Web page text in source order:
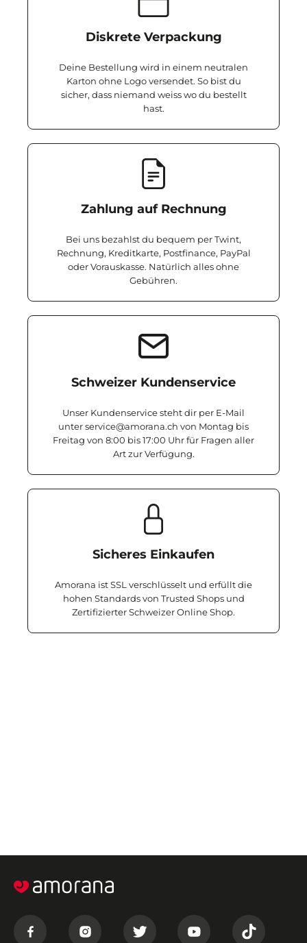
Diskrete Verpackung
Deine Bestellung wird in einem neutralen
Karton ohne Logo versendet. So bist du
sicher, dass niemand weiss wo du bestellt
hast.
Zahlung auf Rechnung
Bei uns bezahlst du bequem per Twint,
Rechnung, Kreditkarte, Postfinance, PayPal
oder Vorauskasse. Natürlich alles ohne
Gebühren.
Schweizer Kundenservice
Unser Kundenservice steht dir per E-Mail
unter service@amorana.ch von Montag bis
Freitag von 8:00 bis 17:00 Uhr für Fragen aller
Art zur Verfügung.
Sicheres Einkaufen
Amorana ist SSL verschlüsselt und erfüllt die
hohen Standards von Trusted Shops und
Zertifizierter Schweizer Online Shop.